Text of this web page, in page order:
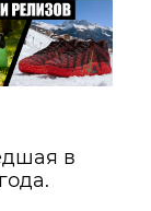
в